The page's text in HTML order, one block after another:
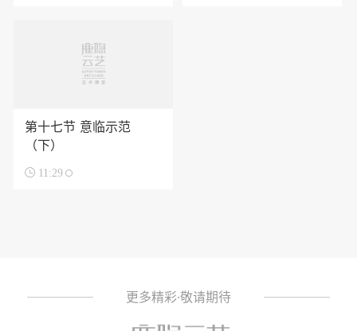
第十七节 意临示范
（下）
 11:29
更多精彩·敬请期待